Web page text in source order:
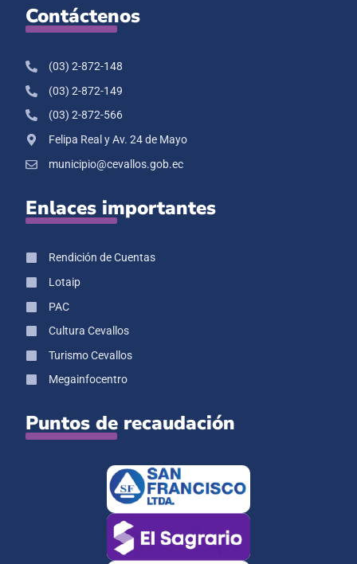
Contáctenos
(03) 2-872-148
(03) 2-872-149
(03) 2-872-566
Felipa Real y Av. 24 de Mayo
municipio@cevallos.gob.ec
Enlaces importantes
Rendición de Cuentas
Lotaip
PAC
Cultura Cevallos
Turismo Cevallos
Megainfocentro
Puntos de recaudación